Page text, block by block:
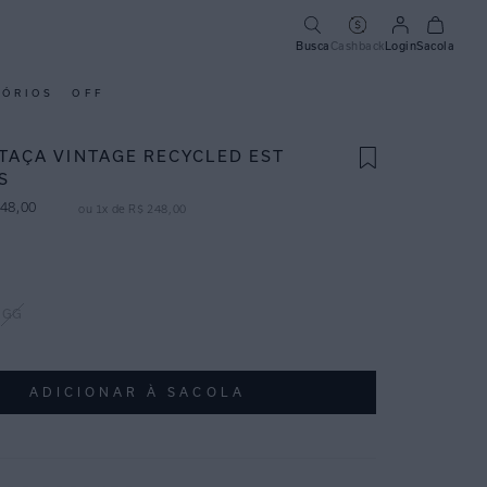
Busca CashbackLoginSacola
OFF
VINTAGE RECYCLED EST
00 ou 1 x de R$ 248 00
ADICIONAR À SACOLA